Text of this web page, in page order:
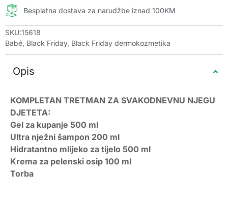
Besplatna dostava za narudžbe iznad 100KM
SKU:15618
Babé, Black Friday, Black Friday dermokozmetika
Opis
KOMPLETAN TRETMAN ZA SVAKODNEVNU NJEGU
DJETETA:
Gel za kupanje 500 ml
Ultra nježni šampon 200 ml
Hidratantno mlijeko za tijelo 500 ml
Krema za pelenski osip 100 ml
Torba